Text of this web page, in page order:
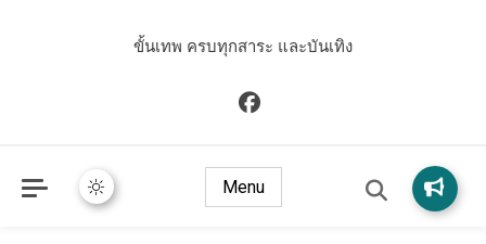
ขั้นเทพ ครบทุกสาระ และบันเทิง
Menu